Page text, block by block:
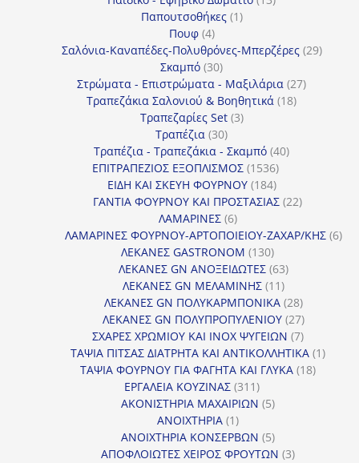
Παπουτσοθήκες 11
Πουφ 44
προϊόντα
Σαλόνια-Καναπέδες-Πολυθρόνες-Μπερζέρες 2929
Σκαμπό 3030
προϊόντα
Στρώματα - Επιστρώματα - Μαξιλάρια 2727
Τραπεζάκια Σαλονιού & Βοηθητικά 1818
Τραπεζαρίες Set 33
Τραπέζια 3030
προϊόντα
Τραπέζια - Τραπεζάκια - Σκαμπό 4040
ΕΠΙΤΡΑΠΕΖΙΟΣ ΕΞΟΠΛΙΣΜΟΣ 15361536
προϊόντα
ΕΙΔΗ ΚΑΙ ΣΚΕΥΗ ΦΟΥΡΝΟΥ 184184
προϊόντα
ΓΑΝΤΙΑ ΦΟΥΡΝΟΥ ΚΑΙ ΠΡΟΣΤΑΣΙΑΣ 2222
ΛΑΜΑΡΙΝΕΣ 66
προϊόντα
ΛΑΜΑΡΙΝΕΣ ΦΟΥΡΝΟΥ-ΑΡΤΟΠΟΙΕΙΟΥ-ΖΑΧΑΡ/ΚΗΣ 66
ΛΕΚΑΝΕΣ GASTRONOM 130130
προϊόντα
ΛΕΚΑΝΕΣ GN ΑΝΟΞΕΙΔΩΤΕΣ 6363
ΛΕΚΑΝΕΣ GN ΜΕΛΑΜΙΝΗΣ 1111
προϊόντα
ΛΕΚΑΝΕΣ GN ΠΟΛΥΚΑΡΜΠΟΝΙΚΑ 2828
προϊόντα
ΛΕΚΑΝΕΣ GN ΠΟΛΥΠΡΟΠΥΛΕΝΙΟΥ 2727
προϊόντα
ΣΧΑΡΕΣ ΧΡΩΜΙΟΥ ΚΑΙ INOX ΨΥΓΕΙΩΝ 77
προϊόντα
ΤΑΨΙΑ ΠΙΤΣΑΣ ΔΙΑΤΡΗΤΑ ΚΑΙ ΑΝΤΙΚΟΛΛΗΤΙΚΑ 11
ΤΑΨΙΑ ΦΟΥΡΝΟΥ ΓΙΑ ΦΑΓΗΤΑ ΚΑΙ ΓΛΥΚΑ 1818
ΕΡΓΑΛΕΙΑ ΚΟΥΖΙΝΑΣ 311311
προϊόντα
ΑΚΟΝΙΣΤΗΡΙΑ ΜΑΧΑΙΡΙΩΝ 55
ΑΝΟΙΧΤΗΡΙΑ 11
προϊόν
ΑΝΟΙΧΤΗΡΙΑ ΚΟΝΣΕΡΒΩΝ 55
προϊόντα
ΑΠΟΦΛΟΙΩΤΕΣ ΧΕΙΡΟΣ ΦΡΟΥΤΩΝ 33